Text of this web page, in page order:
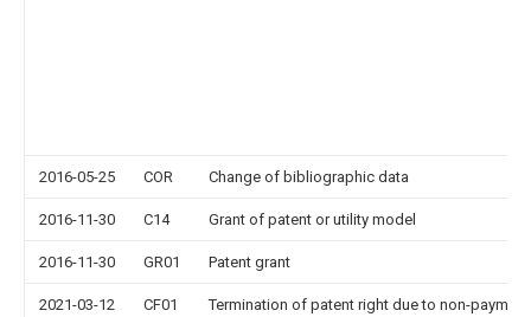
2016-05-25 COR Change of bibliographic data
2016-11-30 C14 Grant of patent or utility model
2016-11-30 GR01 Patent grant
2021-03-12 CF01 Termination of patent right due to non-